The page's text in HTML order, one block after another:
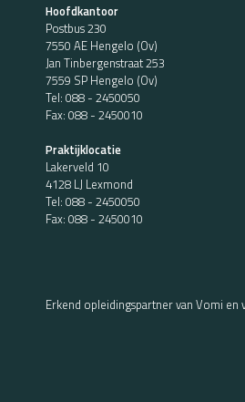
Hoofdkantoor
Postbus 230
7550 AE Hengelo (Ov)
Jan Tinbergenstraat 253
7559 SP Hengelo (Ov)
Tel: 088 - 2450050
Fax: 088 - 2450010
Praktijklocatie
Lakerveld 10
4128 LJ Lexmond
Tel: 088 - 2450050
Fax: 088 - 2450010
Erkend opleidingspartner van Vomi en